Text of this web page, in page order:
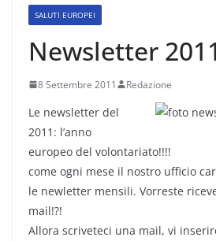
SALUTI EUROPEI
Newsletter 2011
8 Settembre 2011 Redazione
Le newsletter del
2011: l’anno
europeo del volontariato!!!!
come ogni mese il nostro ufficio
le newletter mensili. Vorreste
mail!?!
Allora scriveteci una mail, vi